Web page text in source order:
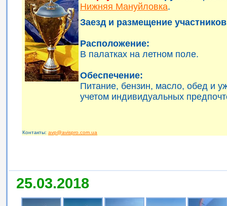
Нижняя Мануйловка.
Заезд и размещение
Расположение:
В палатках на летном поле.
Обеспечение:
Питание, бензин, масло, обед и
учетом индивидуальных
Контакты: avp@avispro.com.ua
25.03.2018